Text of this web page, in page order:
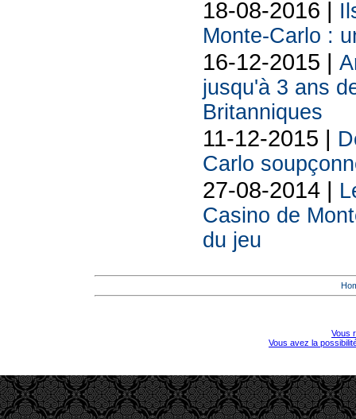
18-08-2016 |
Monte-Carlo :
16-12-2015 |
jusqu'à 3 ans
Britanniques
11-12-2015 |
Carlo
27-08-2014 |
Casino de
du jeu
Vous
Vous avez la